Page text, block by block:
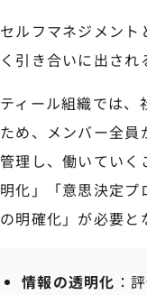
セルフマネジメント
く引き合いに出され
ティール組織では、
ため、メンバー全
管理し、働いていく
明化」「意思決定
の明確化」が必要と
情報の透明化 ：